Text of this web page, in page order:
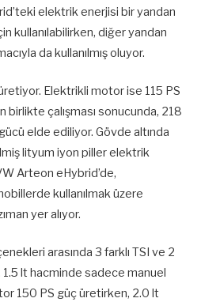
elektrik enerjisi bir yandan
kullanılabilirken, diğer yandan
da kullanılmış oluyor.
Elektrikli motor ise 115 PS
çalışması sonucunda, 218
elde ediliyor. Gövde altında
lityum iyon piller elektrik
Arteon eHybrid’de,
kullanılmak üzere
yer alıyor.
arasında 3 farklı TSI ve 2
lt hacminde sadece manuel
150 PS güç üretirken, 2.0 lt